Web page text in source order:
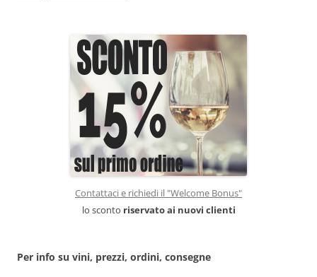
Contattaci e richiedi il "Welcome Bonus"
lo sconto riservato ai nuovi clienti
Per info su vini, prezzi, ordini, consegne